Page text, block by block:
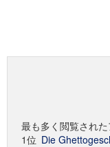
最も多く閲覧され
1位 Die